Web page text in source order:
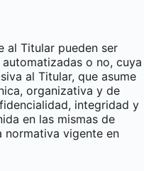
al Titular pueden ser
o no, cuya
al Titular, que asume
organizativa y de
integridad y
en las mismas de
normativa vigente en